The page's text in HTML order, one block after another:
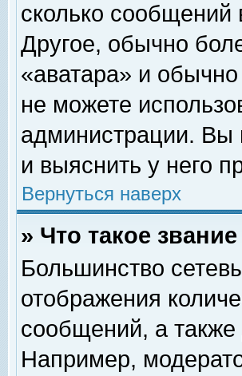
сколько
Другое, обычно
«аватара» и
не можете
администрации. Вы
и выяснить у него
Вернуться наверх
» Что такое
Большинство
отображения
сообщений, а также
Например,